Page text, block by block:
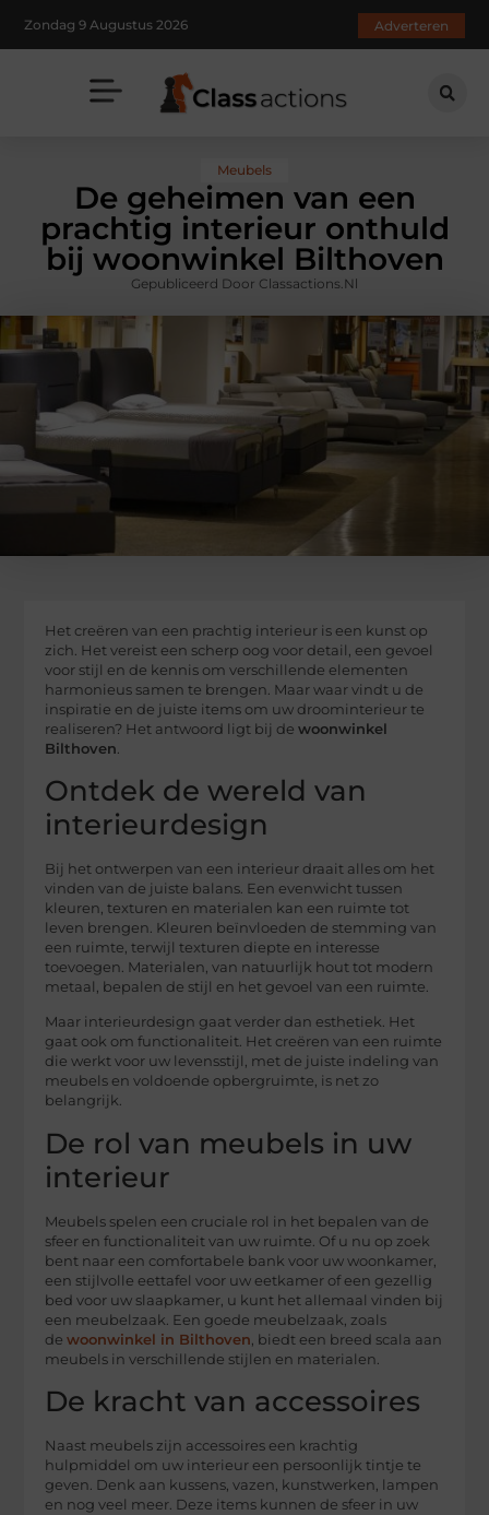
Zondag 9 Augustus 2026 Adverteren
Meubels
De geheimen van een
prachtig interieur onthuld
bij woonwinkel Bilthoven
Gepubliceerd Door Classactions.nl
Het creëren van een prachtig interieur is een kunst op
zich. Het vereist een scherp oog voor detail, een gevoel
voor stijl en de kennis om verschillende elementen
harmonieus samen te brengen. Maar waar vindt u de
inspiratie en de juiste items om uw droominterieur te
realiseren? Het antwoord ligt bij dewoonwinkel
Bilthoven
Ontdek de wereld van
interieurdesign
Bij het ontwerpen van een interieur draait alles om het
vinden van de juiste balans. Een evenwicht tussen
kleuren, texturen en materialen kan een ruimte tot
leven brengen. Kleuren beïnvloeden de stemming van
een ruimte, terwijl texturen diepte en interesse
toevoegen. Materialen, van natuurlijk hout tot modern
metaal, bepalen de stijl en het gevoel van een ruimte.
Maar interieurdesign gaat verder dan esthetiek. Het
gaat ook om functionaliteit. Het creëren van een ruimte
die werkt voor uw levensstijl, met de juiste indeling van
meubels en voldoende opbergruimte, is net zo
belangrijk.
De rol van meubels in uw
interieur
Meubels spelen een cruciale rol in het bepalen van de
sfeer en functionaliteit van uw ruimte. Of u nu op zoek
bent naar een comfortabele bank voor uw woonkamer,
een stijlvolle eettafel voor uw eetkamer of een gezellig
bed voor uw slaapkamer, u kunt het allemaal vinden bij
een meubelzaak. Een goede meubelzaak, zoals
dewoonwinkel in Bilthoven , biedt een breed scala aan
meubels in verschillende stijlen en materialen.
De kracht van accessoires
Naast meubels zijn accessoires een krachtig
hulpmiddel om uw interieur een persoonlijk tintje te
geven. Denk aan kussens, vazen, kunstwerken, lampen
en nog veel meer. Deze items kunnen de sfeer in uw